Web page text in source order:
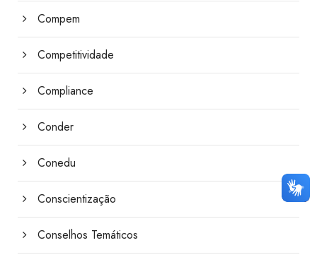
Compem
Competitividade
Compliance
Conder
Conedu
Conscientização
Conselhos Temáticos